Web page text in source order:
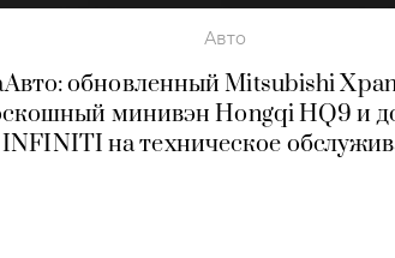
Авто
обновленный Mitsubishi
минивэн Hongqi HQ9 и
INFINITI на техническое